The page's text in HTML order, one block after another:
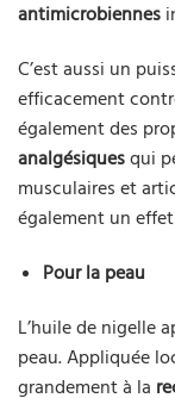
antimicrobiennes
C’est aussi un
efficacement
également des
analgésiquesqui
musculaires et
également un
Pour la peau
L’huile de nigelle
peau. Appliquée
grandement à la